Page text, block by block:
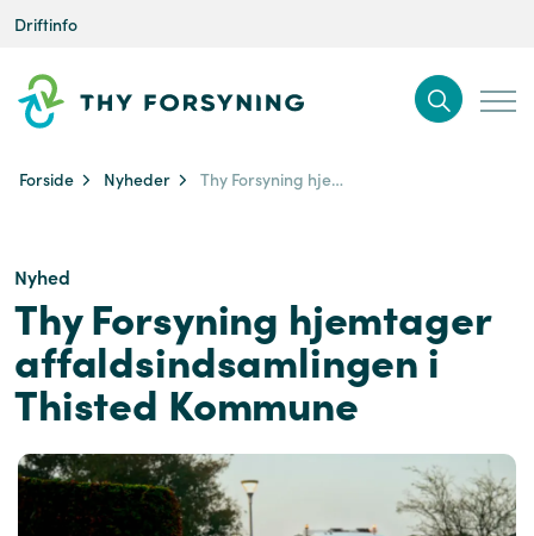
Driftinfo
Forside Nyheder Thy Forsyning hjemtager affaldsindsamlingen i Thisted Kommune
Nyhed
Thy Forsyning hjemtager
affaldsindsamlingen i
Thisted Kommune